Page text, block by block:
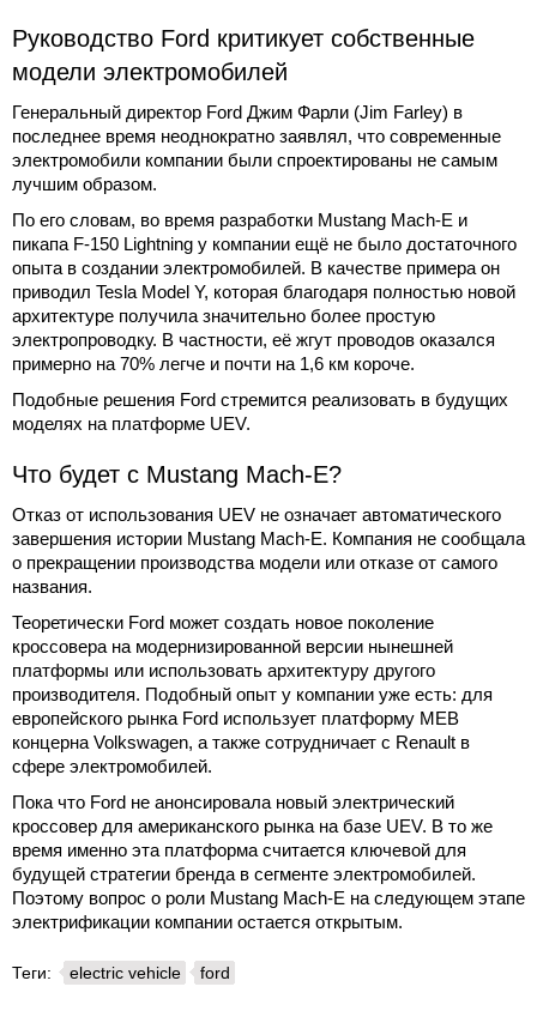
Руководство Ford критикует собственные
модели электромобилей
Генеральный директор Ford Джим Фарли (Jim Farley) в
последнее время неоднократно заявлял, что современные
электромобили компании были спроектированы не самым
лучшим образом.
По его словам, во время разработки Mustang Mach-E и
пикапа F-150 Lightning у компании ещё не было достаточного
опыта в создании электромобилей. В качестве примера он
приводил Tesla Model Y, которая благодаря полностью новой
архитектуре получила значительно более простую
электропроводку. В частности, её жгут проводов оказался
примерно на 70% легче и почти на 1,6 км короче.
Подобные решения Ford стремится реализовать в будущих
моделях на платформе UEV.
Что будет с Mustang Mach-E?
Отказ от использования UEV не означает автоматического
завершения истории Mustang Mach-E. Компания не сообщала
о прекращении производства модели или отказе от самого
названия.
Теоретически Ford может создать новое поколение
кроссовера на модернизированной версии нынешней
платформы или использовать архитектуру другого
производителя. Подобный опыт у компании уже есть: для
европейского рынка Ford использует платформу MEB
концерна Volkswagen, а также сотрудничает с Renault в
сфере электромобилей.
Пока что Ford не анонсировала новый электрический
кроссовер для американского рынка на базе UEV. В то же
время именно эта платформа считается ключевой для
будущей стратегии бренда в сегменте электромобилей.
Поэтому вопрос о роли Mustang Mach-E на следующем этапе
электрификации компании остается открытым.
Теги: electric vehicle ford